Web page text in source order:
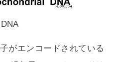
がエンコードされている